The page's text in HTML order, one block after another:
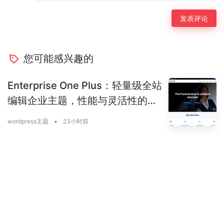
您可能感兴趣的
Enterprise One Plus：轻量级全站
编辑企业主题，性能与灵活性的完
wordpress主题 • 23小时前